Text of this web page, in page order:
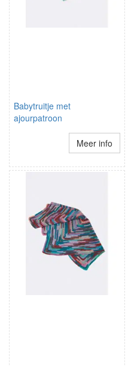
Babytruitje met
ajourpatroon
Meer info